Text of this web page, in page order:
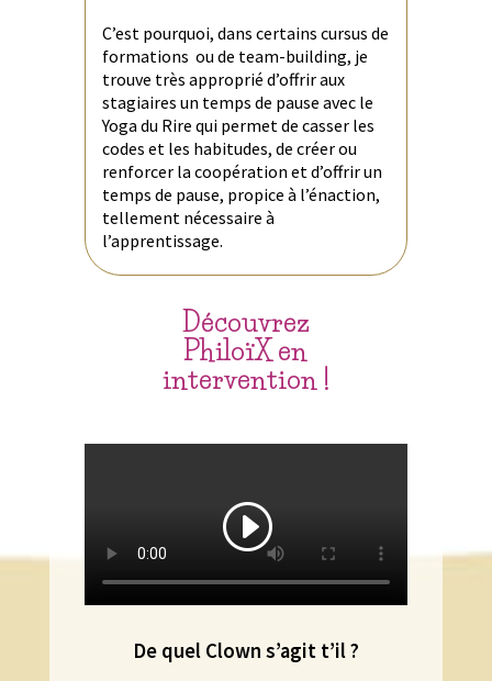
C’est pourquoi, dans certains cursus de
formations ou de team-building, je
trouve très approprié d’offrir aux
stagiaires un temps de pause avec le
Yoga du Rire qui permet de casser les
codes et les habitudes, de créer ou
renforcer la coopération et d’offrir un
temps de pause, propice à l’énaction,
tellement nécessaire à
l’apprentissage.
Découvrez
PhiloïX en
intervention !
De quel Clown s’agit t’il ?